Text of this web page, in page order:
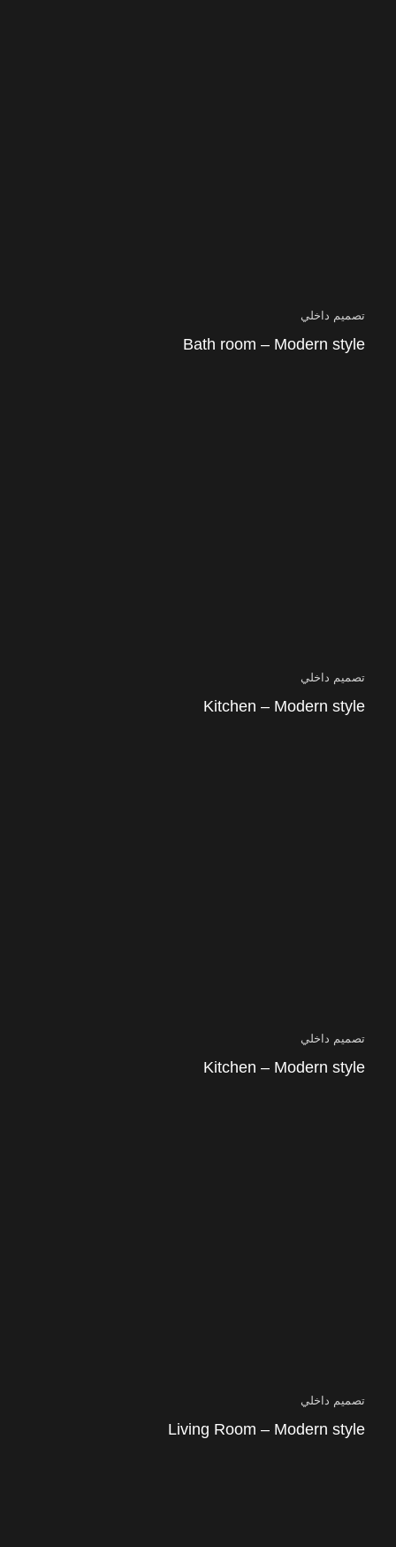
تصميم داخلي
Bath room – Modern style
تصميم داخلي
Kitchen – Modern style
تصميم داخلي
Kitchen – Modern style
تصميم داخلي
Living Room – Modern style